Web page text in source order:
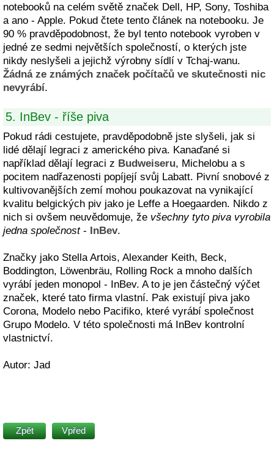
notebooků na celém světě značek Dell, HP, Sony, Toshiba
a ano - Apple. Pokud čtete tento článek na notebooku. Je
90 % pravděpodobnost, že byl tento notebook vyroben v
jedné ze sedmi největších společností, o kterých jste
nikdy neslyšeli a jejichž výrobny sídlí v Tchaj-wanu.
Žádná ze známých značek počítačů ve skutečnosti nic
nevyrábí.
5. InBev - říše piva
Pokud rádi cestujete, pravděpodobně jste slyšeli, jak si
lidé dělají legraci z amerického piva. Kanaďané si
například dělají legraci z Budweiseru, Michelobu a s
pocitem nadřazenosti popíjejí svůj Labatt. Pivní snobové z
kultivovanějších zemí mohou poukazovat na vynikající
kvalitu belgických piv jako je Leffe a Hoegaarden. Nikdo z
nich si ovšem neuvědomuje, že všechny tyto piva vyrobila
jedna společnost- InBev.
Značky jako Stella Artois, Alexander Keith, Beck,
Boddington, Löwenbräu, Rolling Rock a mnoho dalších
vyrábí jeden monopol - InBev. A to je jen částečný výčet
značek, které tato firma vlastní. Pak existují piva jako
Corona, Modelo nebo Pacifiko, které vyrábí společnost
Grupo Modelo. V této společnosti má InBev kontrolní
vlastnictví.
Autor: Jad
Zpět Vpřed